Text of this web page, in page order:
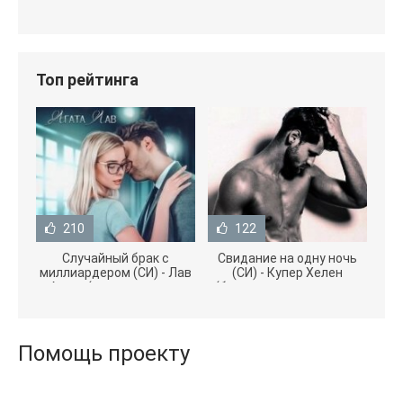
Топ рейтинга
210
Случайный брак с
миллиардером (СИ) - Лав
Агата (полная версия
122
Свидание на одну ночь
(СИ) - Купер Хелен
(бесплатные серии книг
Помощь проекту